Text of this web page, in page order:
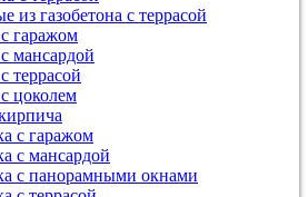
из газобетона с террасой
гаражом
мансардой
террасой
цоколем
с гаражом
с мансардой
с панорамными окнами